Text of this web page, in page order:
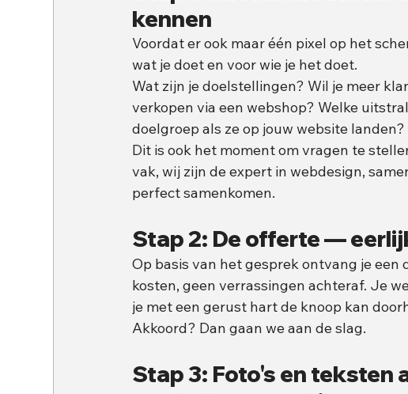
kennen
Voordat er ook maar één pixel op het
wat je doet en voor wie je het doet.
Wat zijn je doelstellingen? Wil je meer
verkopen via een webshop? Welke
doelgroep als ze op jouw website landen?
Dit is ook het moment om vragen te
vak, wij zijn de expert in webdesign,
perfect samenkomen.
Stap 2: De offerte —
Op basis van het gesprek ontvang je
kosten, geen verrassingen achteraf. Je
je met een gerust hart de knoop kan
Akkoord? Dan gaan we aan de slag.
Stap 3: Foto's en